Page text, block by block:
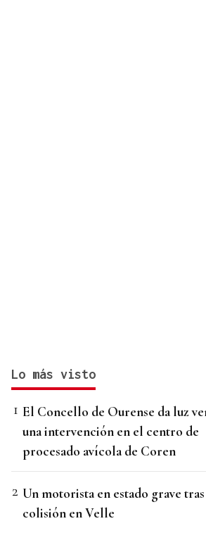
Lo más visto
El Concello de Ourense da luz
una intervención en el centro de
procesado avícola de Coren
Un motorista en estado grave
colisión en Velle